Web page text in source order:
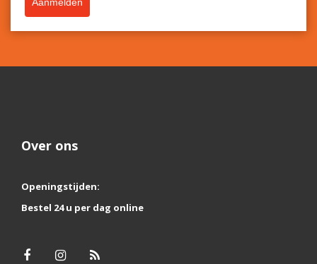
Aanmelden
Over ons
Openingstijden:
Bestel 24 u per dag online